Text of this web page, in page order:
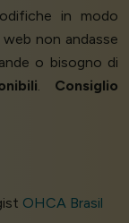
in modo
non andasse
o bisogno di
Consiglio
OHCA Brasil